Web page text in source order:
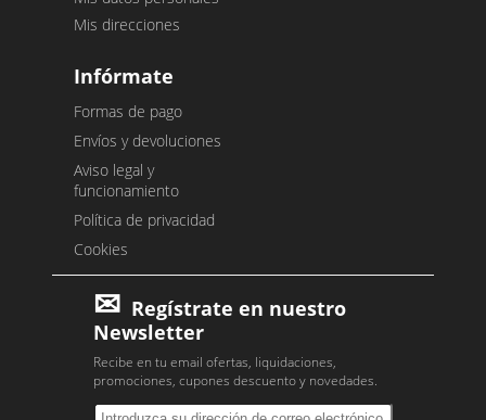
Mis direcciones
Infórmate
Formas de pago
Envíos y devoluciones
Aviso legal y
funcionamiento
Política de privacidad
Cookies
Regístrate en nuestro
Newsletter
Recibe en tu email ofertas, liquidaciones,
promociones, cupones descuento y novedades.